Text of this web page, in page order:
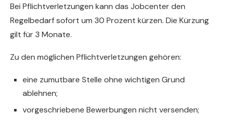
Bei Pflichtverletzungen kann das Jobcenter den
Regelbedarf sofort um 30 Prozent kürzen. Die Kürzung
gilt für 3 Monate.
Zu den möglichen Pflichtverletzungen gehören:
eine zumutbare Stelle ohne wichtigen Grund
ablehnen;
vorgeschriebene Bewerbungen nicht versenden;